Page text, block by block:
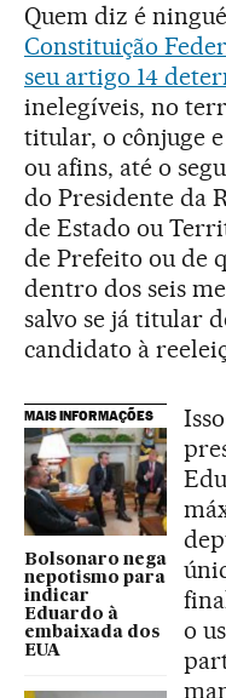
Quem diz é
Constituição
seu artigo 14
inelegíveis, no
titular, o cônjuge
ou afins, até o
do Presidente da
de Estado ou
de Prefeito ou de
dentro dos seis
salvo se já titular
candidato à
MAIS INFORMAÇÕES
Bolsonaro nega
nepotismo para
indicar
Eduardo à
embaixada dos
EUA
o